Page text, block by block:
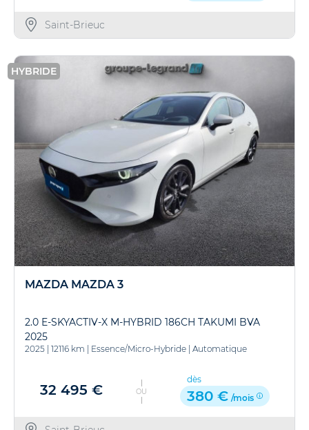
Saint-Brieuc
HYBRIDE
MAZDA MAZDA 3
2.0 E-SKYACTIV-X M-HYBRID 186CH TAKUMI BVA
2025
2025 12116 km Essence/Micro-Hybride Automatique
32 495 € OU
dès
380 € /mois